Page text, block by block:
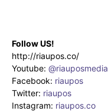
Follow US!
http://riaupos.co/
Youtube: @riauposmedia
Facebook: riaupos
Twitter: riaupos
Instagram: riaupos.co